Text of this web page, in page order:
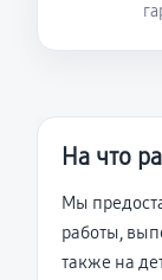
На что
Мы
работы,
также на